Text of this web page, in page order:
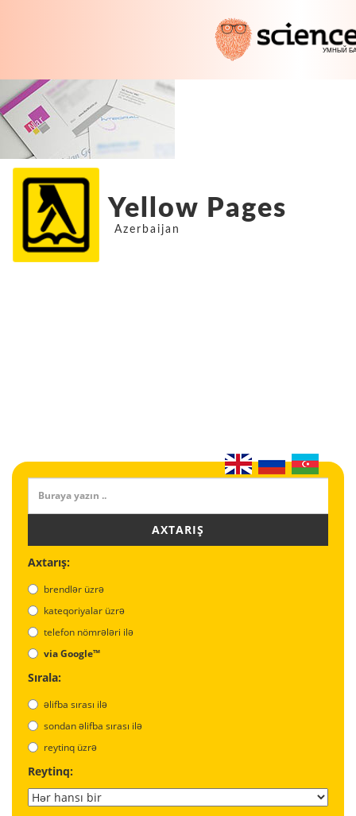
Yellow Pages
Azerbaijan
AXTARIŞ
Axtarış:
brendlər üzrə
kateqoriyalar üzrə
telefon nömrələri ilə
via Google™
Sırala:
əlifba sırası ilə
sondan əlifba sırası ilə
reytinq üzrə
Reytinq: